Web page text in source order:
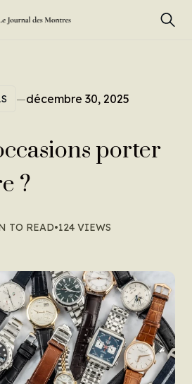
—décembre 30, 2025
porter
?
TO READ•124 VIEWS